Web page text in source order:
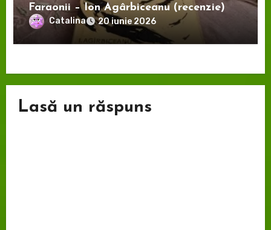
Faraonii – Ion Agârbiceanu (recenzie)
Catalina 20 iunie 2026
Lasă un răspuns